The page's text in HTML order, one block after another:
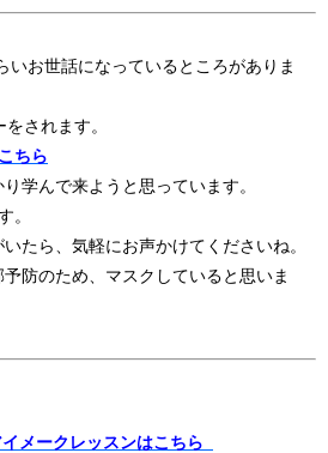
いお世話になっているところがありま
されます。
ちら
学んで来ようと思っています。
。
たら、気軽にお声かけてくださいね。
防のため、マスクしていると思いま
メークレッスンはこちら